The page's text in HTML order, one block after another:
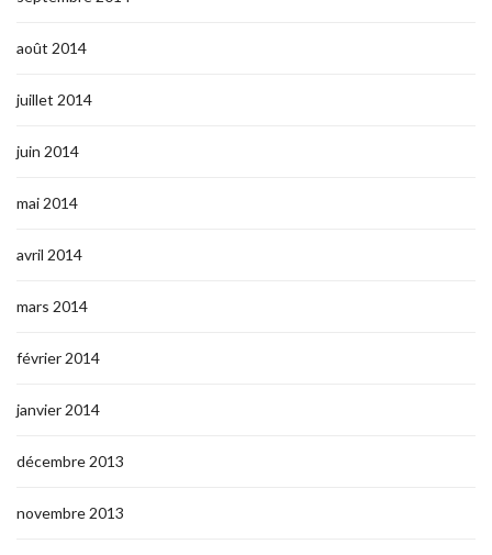
août 2014
juillet 2014
juin 2014
mai 2014
avril 2014
mars 2014
février 2014
janvier 2014
décembre 2013
novembre 2013